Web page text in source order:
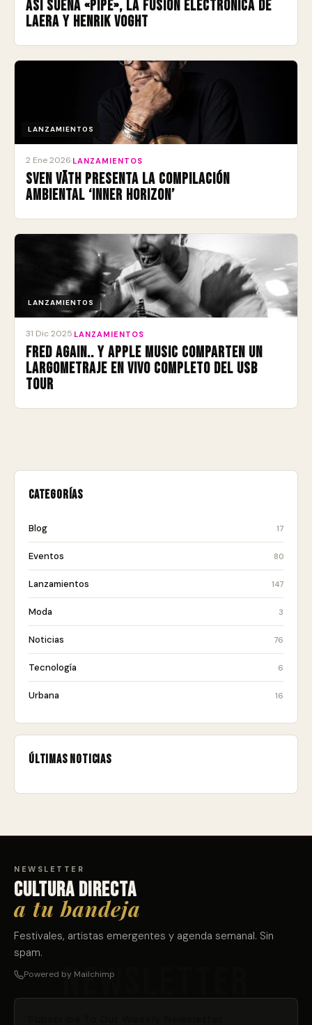
Así suena «Pipe», la fusión electrónica de
Laera y Henrik Voght
LANZAMIENTOS
2 Ene 2026 LANZAMIENTOS
Sven Väth presenta la compilación
ambiental ‘Inner Horizon’
LANZAMIENTOS
31 Dic 2025 LANZAMIENTOS
Fred again.. y Apple Music comparten un
largometraje en vivo completo del USB
Tour
Categorías
Blog 17
Eventos 80
Lanzamientos 147
Moda 3
Noticias 76
Tecnología 6
Urbana 16
Últimas noticias
NEWSLETTER
Cultura directa
a tu bandeja
Festivales, artistas emergentes y agenda semanal. Sin
spam.
Powered by Mailchimp